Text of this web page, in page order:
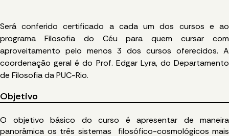
Será conferido certificado a cada um dos cursos e ao
programa Filosofia do Céupara quem cursar com
aproveitamento pelo menos 3 dos cursos oferecidos. A
coordenação geral é do Prof. Edgar Lyra, do Departamento
de Filosofia da PUC-Rio.
Objetivo
O objetivo básico do curso é apresentar de maneira
panorâmica os três sistemas filosófico-cosmológicos mais